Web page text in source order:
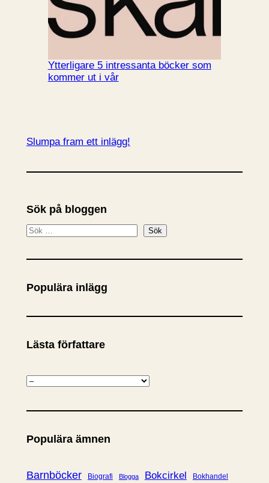
Ytterligare 5 intressanta böcker som
kommer ut i vår
Slumpa fram ett inlägg!
Sök på bloggen
S
k
Sök
Populära inlägg
Lästa författare
K
t
g
r
Populära ämnen
Barnböcker Biografi Blogga Bokcirkel Bokhandel